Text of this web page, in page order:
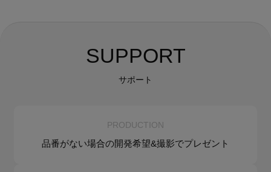
SUPPORT
サポート
PRODUCTION
品番がない場合の開発希望&撮影でプレゼント